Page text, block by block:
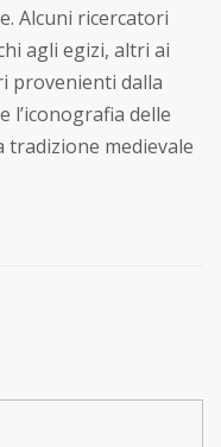
Alcuni ricercatori
agli egizi, altri ai
provenienti dalla
l’iconografia delle
tradizione medievale